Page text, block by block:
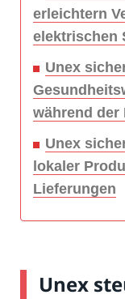
erleichtern
elektrischen
Unex
während der
Unex
lokaler
Lieferungen
Unex